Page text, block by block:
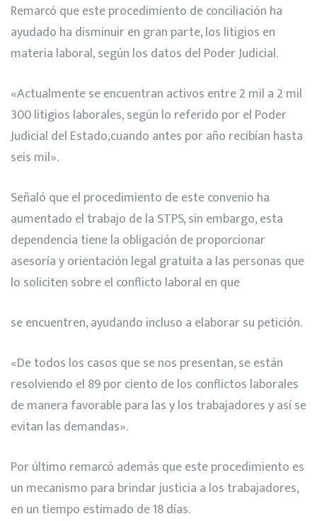
Remarcó que este procedimiento de conciliación ha
ayudado ha disminuir en gran parte, los litigios en
materia laboral, según los datos del Poder Judicial.
«Actualmente se encuentran activos entre 2 mil a 2 mil
300 litigios laborales, según lo referido por el Poder
Judicial del Estado,cuando antes por año recibían hasta
seis mil».
Señaló que el procedimiento de este convenio ha
aumentado el trabajo de la STPS, sin embargo, esta
dependencia tiene la obligación de proporcionar
asesoría y orientación legal gratuita a las personas que
lo soliciten sobre el conflicto laboral en que
se encuentren, ayudando incluso a elaborar su petición.
«De todos los casos que se nos presentan, se están
resolviendo el 89 por ciento de los conflictos laborales
de manera favorable para las y los trabajadores y así se
evitan las demandas».
Por último remarcó además que este procedimiento es
un mecanismo para brindar justicia a los trabajadores,
en un tiempo estimado de 18 días.